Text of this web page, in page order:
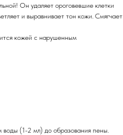
Он удаляет ороговевшие клетки
и выравнивает тон кожи. Смягчает
кожей с нарушенным
(1-2 мл) до образования пены.